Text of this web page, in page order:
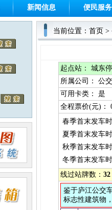
新闻信息 便民服务
当前位置： 首页 >
起点站：
城东
所属公司：
公
可用卡类：
是
全程票价(元)：
春季首末发车
夏季首末发车
秋季首末发车
冬季首末发车
线过站牌数： 32
鉴于庐江公交
标志性建筑物